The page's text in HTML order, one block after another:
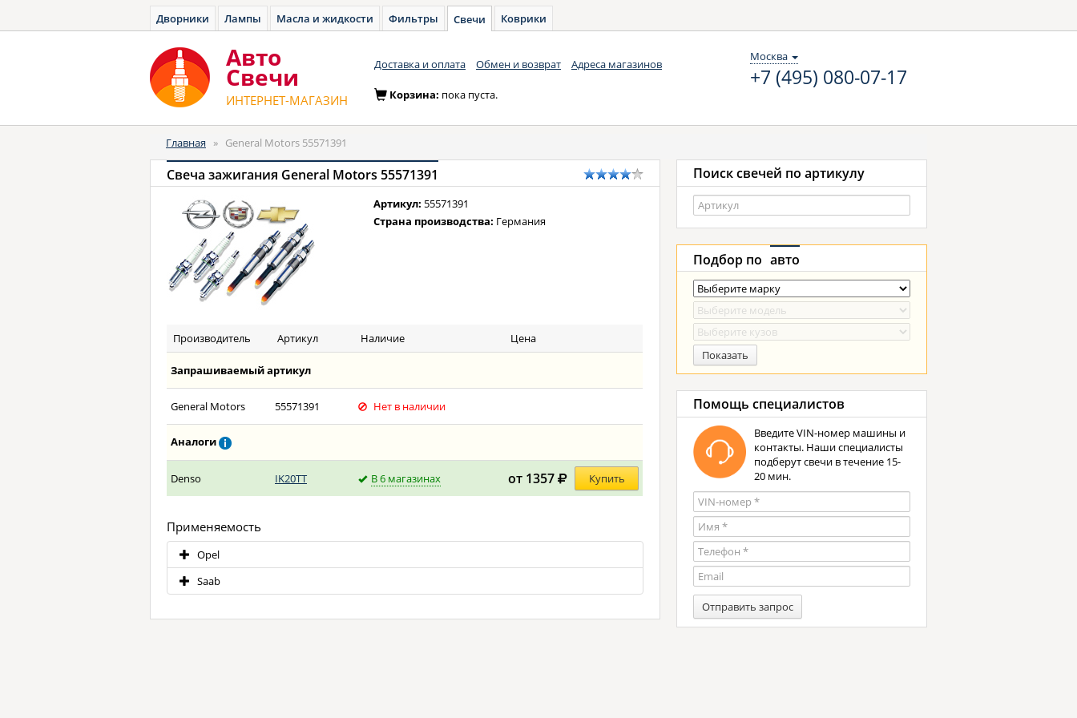
Дворники Лампы Масла и жидкости Фильтры Свечи Коврики
Авто
Cвечи
ИНТЕРНЕТ-МАГАЗИН
Доставка и оплата Обмен и возврат Адреса магазинов
Москва
+7 (495) 080-07-17
Корзина: пока пуста.
Главная » General Motors 55571391
Свеча зажигания General Motors 55571391
Артикул: 55571391
Страна производства: Германия
Производитель Артикул Наличие Цена
Запрашиваемый артикул
General Motors 55571391 Нет в наличии
Аналоги
Denso IK20TT В 6 магазинах от 1357 Купить
Применяемость
Opel
Saab
Поиск свечей по артикулу
Подбор по авто
Показать
Помощь специалистов
Введите VIN-номер машины и
контакты. Наши специалисты
подберут свечи в течение 15-
20 мин.
Отправить запрос